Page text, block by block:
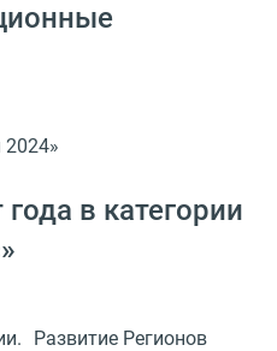
в категории
Развитие Регионов